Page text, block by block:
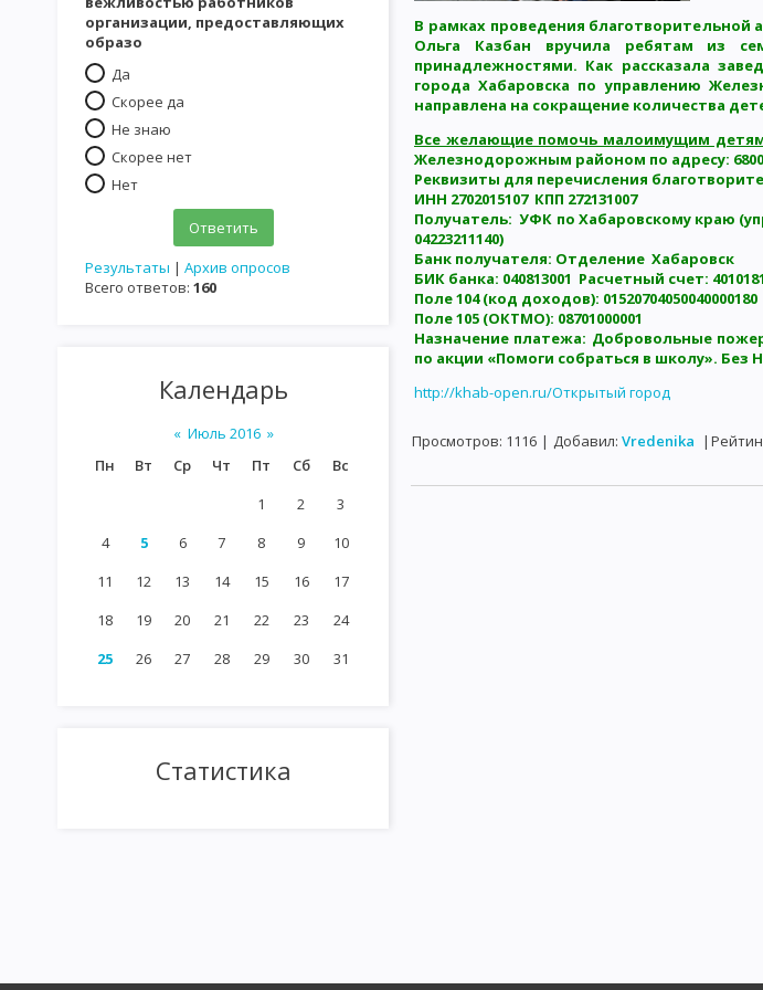
организации, предоставляющих
образо
Да
Скорее да
Не знаю
Скорее нет
Нет
Результаты | Архив опросов
Всего ответов: 160
Календарь
« Июль 2016 »
Пн
Вт Ср Чт Пт Сб
Вс
1
2
3
4
5 6 7 8 9
10
11
12 13 14 15 16
17
18
19 20 21 22 23
24
25
26 27 28 29 30 31
Статистика
В рамках проведения
Ольга Казбан вручила ребятам из
принадлежностями. Как рассказала
города Хабаровска по управлению
направлена на сокращение количества
Все желающие помочь малоимущим
Железнодорожным районом по адресу:
Реквизиты для перечисления
ИНН 2702015107 КПП 272131007
Получатель: УФК по Хабаровскому краю
04223211140)
Банк получателя: Отделение Хабаровск
БИК банка: 040813001 Расчетный счет:
Поле 104 (код доходов): 01520704050040000180
Поле 105 (ОКТМО): 08701000001
Назначение платежа: Добровольные
по акции «Помоги собраться в школу». Без
http://khab-open.ru/Открытый город
Просмотров: 1116 | Добавил: Vredenika |